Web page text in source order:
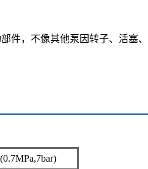
，不像其他泵因转子、活塞